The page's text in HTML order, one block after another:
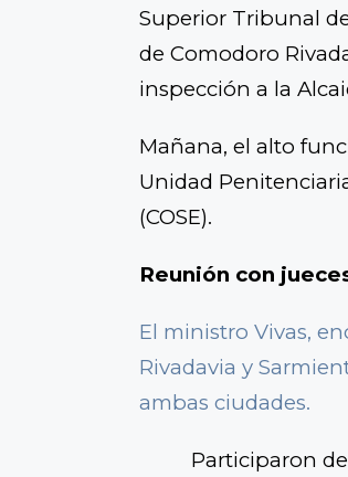
Superior Tribunal
de Comodoro
inspección a la
Mañana, el alto
Unidad
(COSE).
Reunión con
El ministro Vivas,
Rivadavia y
ambas ciudades.
Participaron